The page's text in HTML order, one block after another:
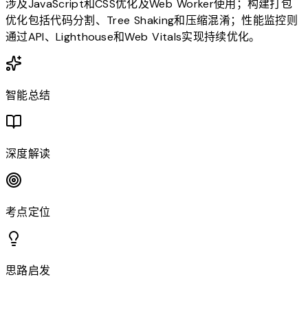
涉及JavaScript和CSS优化及Web Worker使用；构建打包
优化包括代码分割、Tree Shaking和压缩混淆；性能监控则
通过API、Lighthouse和Web Vitals实现持续优化。
智能总结
深度解读
考点定位
思路启发